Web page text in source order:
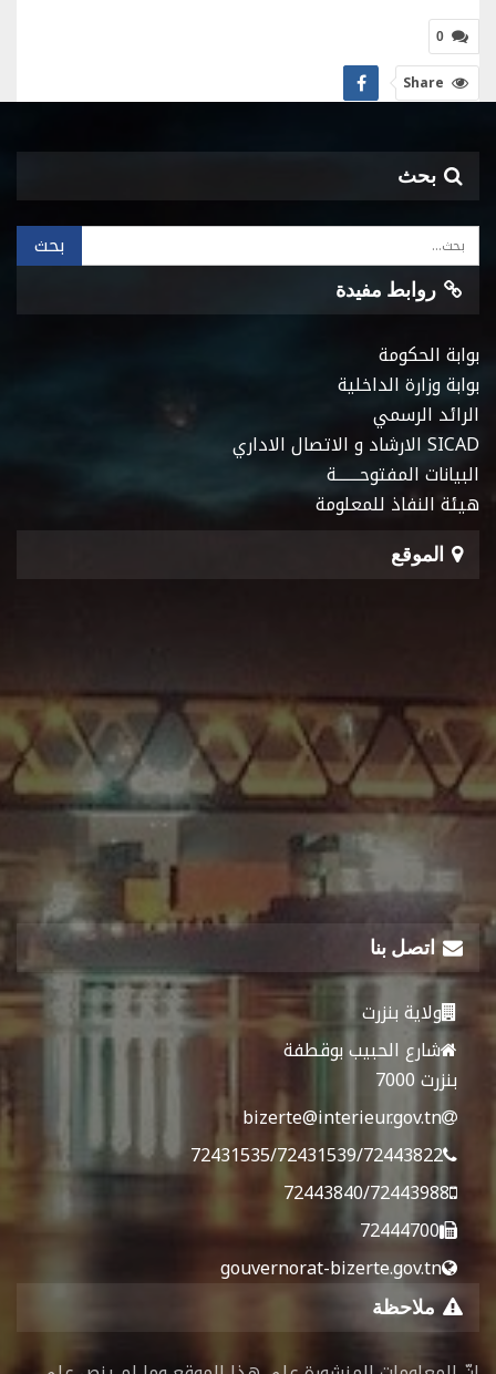
0
Share
بحث
روابط مفيدة
بوابة الحكومة
بوابة وزارة الداخلية
الرائد الرسمي
SICAD الارشاد و الاتصال الاداري
البيانات المفتوحـــــــة
هيئة النفاذ للمعلومة
الموقع
اتصل بنا
ولاية بنزرت
شارع الحبيب بوقطفة
بنزرت 7000
bizerte@interieur.gov.tn
72431535/72431539/72443822
72443840/72443988
72444700
gouvernorat-bizerte.gov.tn
ملاحظة